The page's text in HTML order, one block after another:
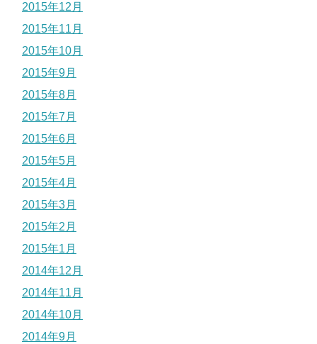
2015年12月
2015年11月
2015年10月
2015年9月
2015年8月
2015年7月
2015年6月
2015年5月
2015年4月
2015年3月
2015年2月
2015年1月
2014年12月
2014年11月
2014年10月
2014年9月